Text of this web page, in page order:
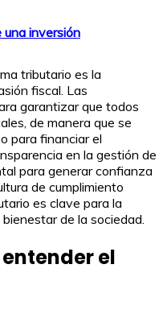
una inversión
tributario es la
fiscal. Las
garantizar que todos
de manera que se
para financiar el
en la gestión de
para generar confianza
de cumplimiento
es clave para la
de la sociedad.
el